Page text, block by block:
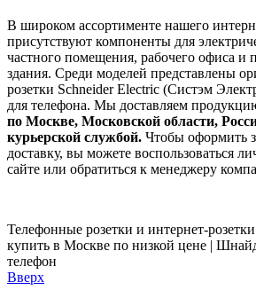
В широком ассортименте нашего
присутствуют компоненты для
частного помещения, рабочего офиса
здания. Среди моделей представлены
розетки Schneider Electric (Систэм
для телефона. Мы доставляем
по Москве, Московской области,
курьерской службой. Чтобы оформить
доставку, вы можете воспользоваться
сайте или обратиться к менеджеру
Телефонные розетки и интернет-
купить в Москве по низкой цене |
телефон
Вверх